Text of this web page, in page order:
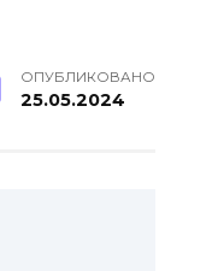
ОПУБЛИКОВАНО
25.05.2024